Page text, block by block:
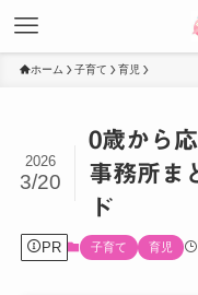
ホーム 子育て 育児
0歳から
事務所ま
ド
2026
3/20
PR 子育て 育児